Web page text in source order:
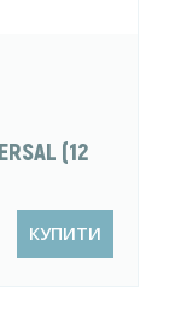
(12
КУПИТИ